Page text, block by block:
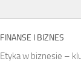
FINANSE I BIZNES
Etyka w biznesie –